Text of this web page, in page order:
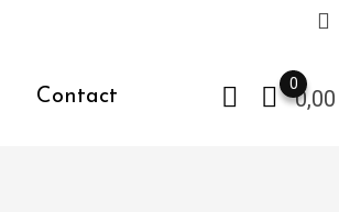
Contact 0,00
0